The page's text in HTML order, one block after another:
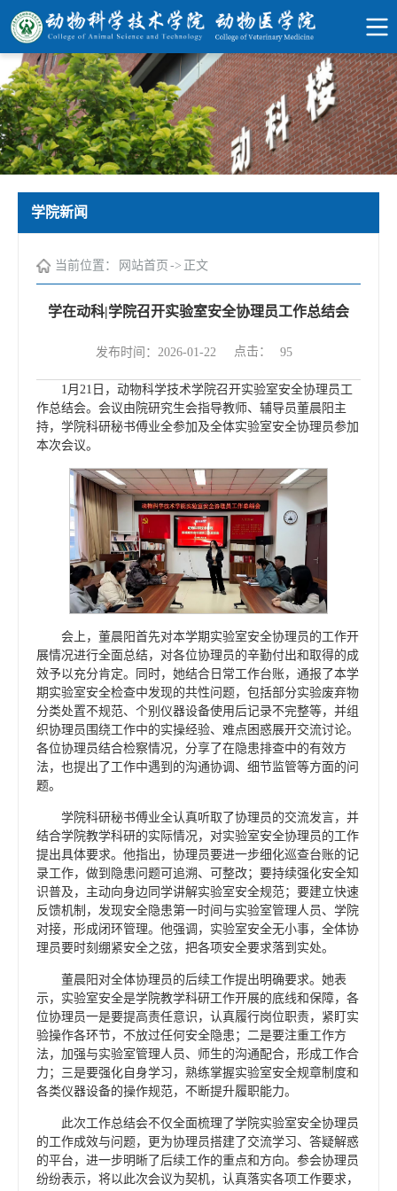
学院新闻
当前位置： 网站首页 -> 正文
学在动科|学院召开实验室安全协理员工作总结会
发布时间：2026-01-22 点击： 95
1月21日，动物科学技术学院召开实验室安全协理员工
作总结会。会议由院研究生会指导教师、辅导员董晨阳主
持，学院科研秘书傅业全参加及全体实验室安全协理员参加
本次会议。
会上，董晨阳首先对本学期实验室安全协理员的工作开
展情况进行全面总结，对各位协理员的辛勤付出和取得的成
效予以充分肯定。同时，她结合日常工作台账，通报了本学
期实验室安全检查中发现的共性问题，包括部分实验废弃物
分类处置不规范、个别仪器设备使用后记录不完整等，并组
织协理员围绕工作中的实操经验、难点困惑展开交流讨论。
各位协理员结合检察情况，分享了在隐患排查中的有效方
法，也提出了工作中遇到的沟通协调、细节监管等方面的问
题。
学院科研秘书傅业全认真听取了协理员的交流发言，并
结合学院教学科研的实际情况，对实验室安全协理员的工作
提出具体要求。他指出，协理员要进一步细化巡查台账的记
录工作，做到隐患问题可追溯、可整改；要持续强化安全知
识普及，主动向身边同学讲解实验室安全规范；要建立快速
反馈机制，发现安全隐患第一时间与实验室管理人员、学院
对接，形成闭环管理。他强调，实验室安全无小事，全体协
理员要时刻绷紧安全之弦，把各项安全要求落到实处。
董晨阳对全体协理员的后续工作提出明确要求。她表
示，实验室安全是学院教学科研工作开展的底线和保障，各
位协理员一是要提高责任意识，认真履行岗位职责，紧盯实
验操作各环节，不放过任何安全隐患；二是要注重工作方
法，加强与实验室管理人员、师生的沟通配合，形成工作合
力；三是要强化自身学习，熟练掌握实验室安全规章制度和
各类仪器设备的操作规范，不断提升履职能力。
此次工作总结会不仅全面梳理了学院实验室安全协理员
的工作成效与问题，更为协理员搭建了交流学习、答疑解惑
的平台，进一步明晰了后续工作的重点和方向。参会协理员
纷纷表示，将以此次会议为契机，认真落实各项工作要求，